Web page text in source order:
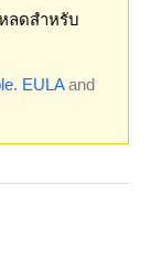
ลดสำหรับ
EULAand